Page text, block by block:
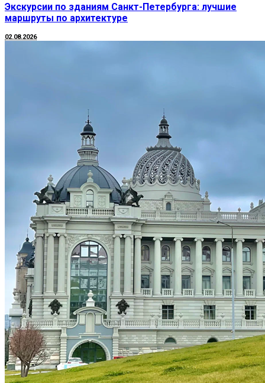
Экскурсии по зданиям Санкт-Петербурга: лучшие
маршруты по архитектуре
02.08.2026